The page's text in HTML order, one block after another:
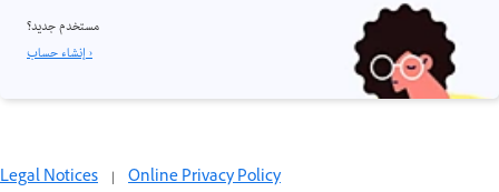
مستخدم جديد؟
إنشاء حساب ›
Legal Notices | Online Privacy Policy